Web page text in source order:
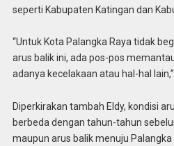
seperti Kabupaten Katingan dan
“Untuk Kota Palangka Raya tidak
arus balik ini, ada pos-pos
adanya kecelakaan atau hal-hal
Diperkirakan tambah Eldy, kondisi
berbeda dengan tahun-tahun
maupun arus balik menuju